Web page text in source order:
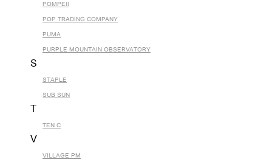
POMPEII
POP TRADING COMPANY
PUMA
PURPLE MOUNTAIN OBSERVATORY
S
STAPLE
SUB SUN
TEN C
V
VILLAGE PM